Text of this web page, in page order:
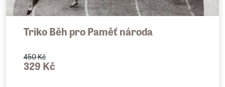
Triko Běh pro Paměť národa
450 Kč
329 Kč